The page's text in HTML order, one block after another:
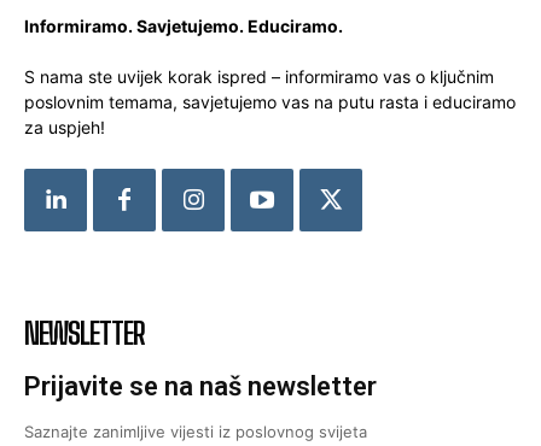
Informiramo. Savjetujemo. Educiramo.
S nama ste uvijek korak ispred – informiramo vas o ključnim
poslovnim temama, savjetujemo vas na putu rasta i educiramo
za uspjeh!
NEWSLETTER
Prijavite se na naš newsletter
Saznajte zanimljive vijesti iz poslovnog svijeta